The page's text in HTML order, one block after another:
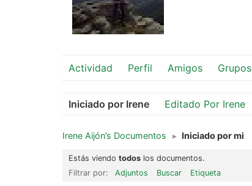
Actividad Perfil Amigos Grupos
Iniciado por Irene Editado Por Irene
Irene Aijón’s Documentos ▸ Iniciado por mi
Estás viendo todos los documentos.
Filtrar por:
Adjuntos Buscar Etiqueta